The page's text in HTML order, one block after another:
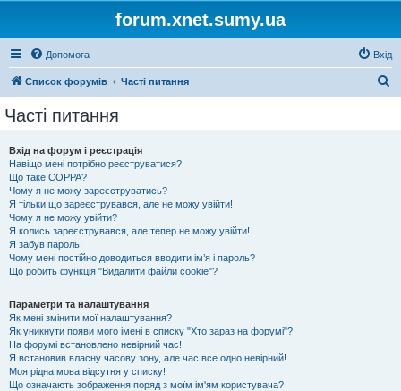
forum.xnet.sumy.ua
Допомога Вхід
Список форумів Часті питання
Часті питання
Вхід на форум і реєстрація
Навіщо мені потрібно реєструватися?
Що таке COPPA?
Чому я не можу зареєструватись?
Я тільки що зареєструвався, але не можу увійти!
Чому я не можу увійти?
Я колись зареєструвався, але тепер не можу увійти!
Я забув пароль!
Чому мені постійно доводиться вводити ім’я і пароль?
Що робить функція "Видалити файли cookie"?
Параметри та налаштування
Як мені змінити мої налаштування?
Як уникнути появи мого імені в списку "Хто зараз на форумі"?
На форумі встановлено невірний час!
Я встановив власну часову зону, але час все одно невірний!
Моя рідна мова відсутня у списку!
Що означають зображення поряд з моїм ім'ям користувача?